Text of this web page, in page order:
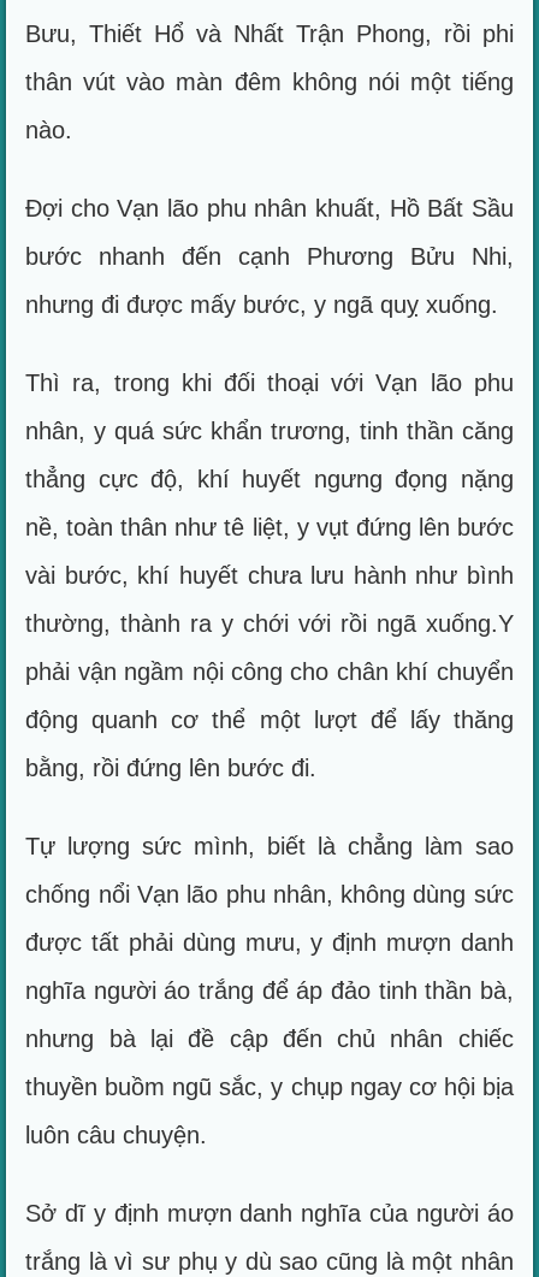
Bưu, Thiết Hổ và Nhất Trận Phong, rồi phi
thân vút vào màn đêm không nói một tiếng
nào.
Đợi cho Vạn lão phu nhân khuất, Hồ Bất Sầu
bước nhanh đến cạnh Phương Bửu Nhi,
nhưng đi được mấy bước, y ngã quỵ xuống.
Thì ra, trong khi đối thoại với Vạn lão phu
nhân, y quá sức khẩn trương, tinh thần căng
thẳng cực độ, khí huyết ngưng đọng nặng
nề, toàn thân như tê liệt, y vụt đứng lên bước
vài bước, khí huyết chưa lưu hành như bình
thường, thành ra y chới với rồi ngã xuống.Y
phải vận ngầm nội công cho chân khí chuyển
động quanh cơ thể một lượt để lấy thăng
bằng, rồi đứng lên bước đi.
Tự lượng sức mình, biết là chẳng làm sao
chống nổi Vạn lão phu nhân, không dùng sức
được tất phải dùng mưu, y định mượn danh
nghĩa người áo trắng để áp đảo tinh thần bà,
nhưng bà lại đề cập đến chủ nhân chiếc
thuyền buồm ngũ sắc, y chụp ngay cơ hội bịa
luôn câu chuyện.
Sở dĩ y định mượn danh nghĩa của người áo
trắng là vì sư phụ y dù sao cũng là một nhân